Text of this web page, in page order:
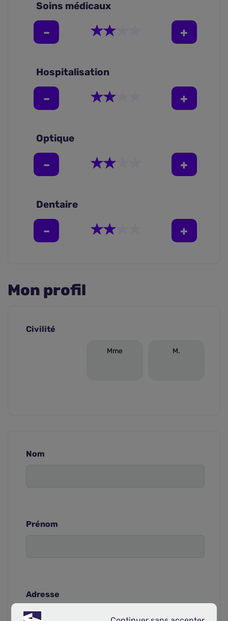
Soins médicaux
Hospitalisation
Optique
Dentaire
Mon profil
Civilité
M.
Mme
Nom
Prénom
Adresse